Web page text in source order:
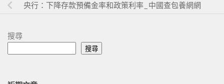
央行：下降存款預備金率和政策利率_中國查包養網網
搜尋
搜尋